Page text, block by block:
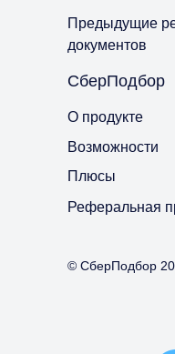
© СберПодбор
Предыдущие
документов
СберПодбор
О продукте
Возможности
Плюсы
Реферальная